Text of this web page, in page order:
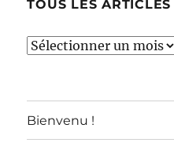
TOUS LES ARTICLES
TOUS
Bienvenu !